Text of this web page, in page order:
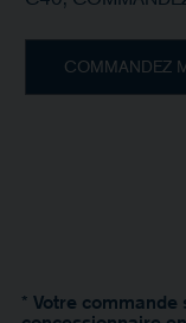
COMMANDEZ
* Votre